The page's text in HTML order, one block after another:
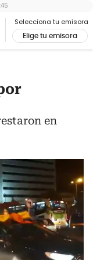
Selecciona tu emisora
Elige tu emisora
en